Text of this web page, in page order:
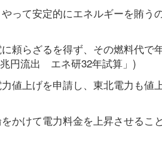
って安定的にエネルギーを賄
頼らざるを得ず、その燃料代で
円流出 エネ研32年試算」)
値上げを申請し、東北電力も値
かけて電力料金を上昇させるこ